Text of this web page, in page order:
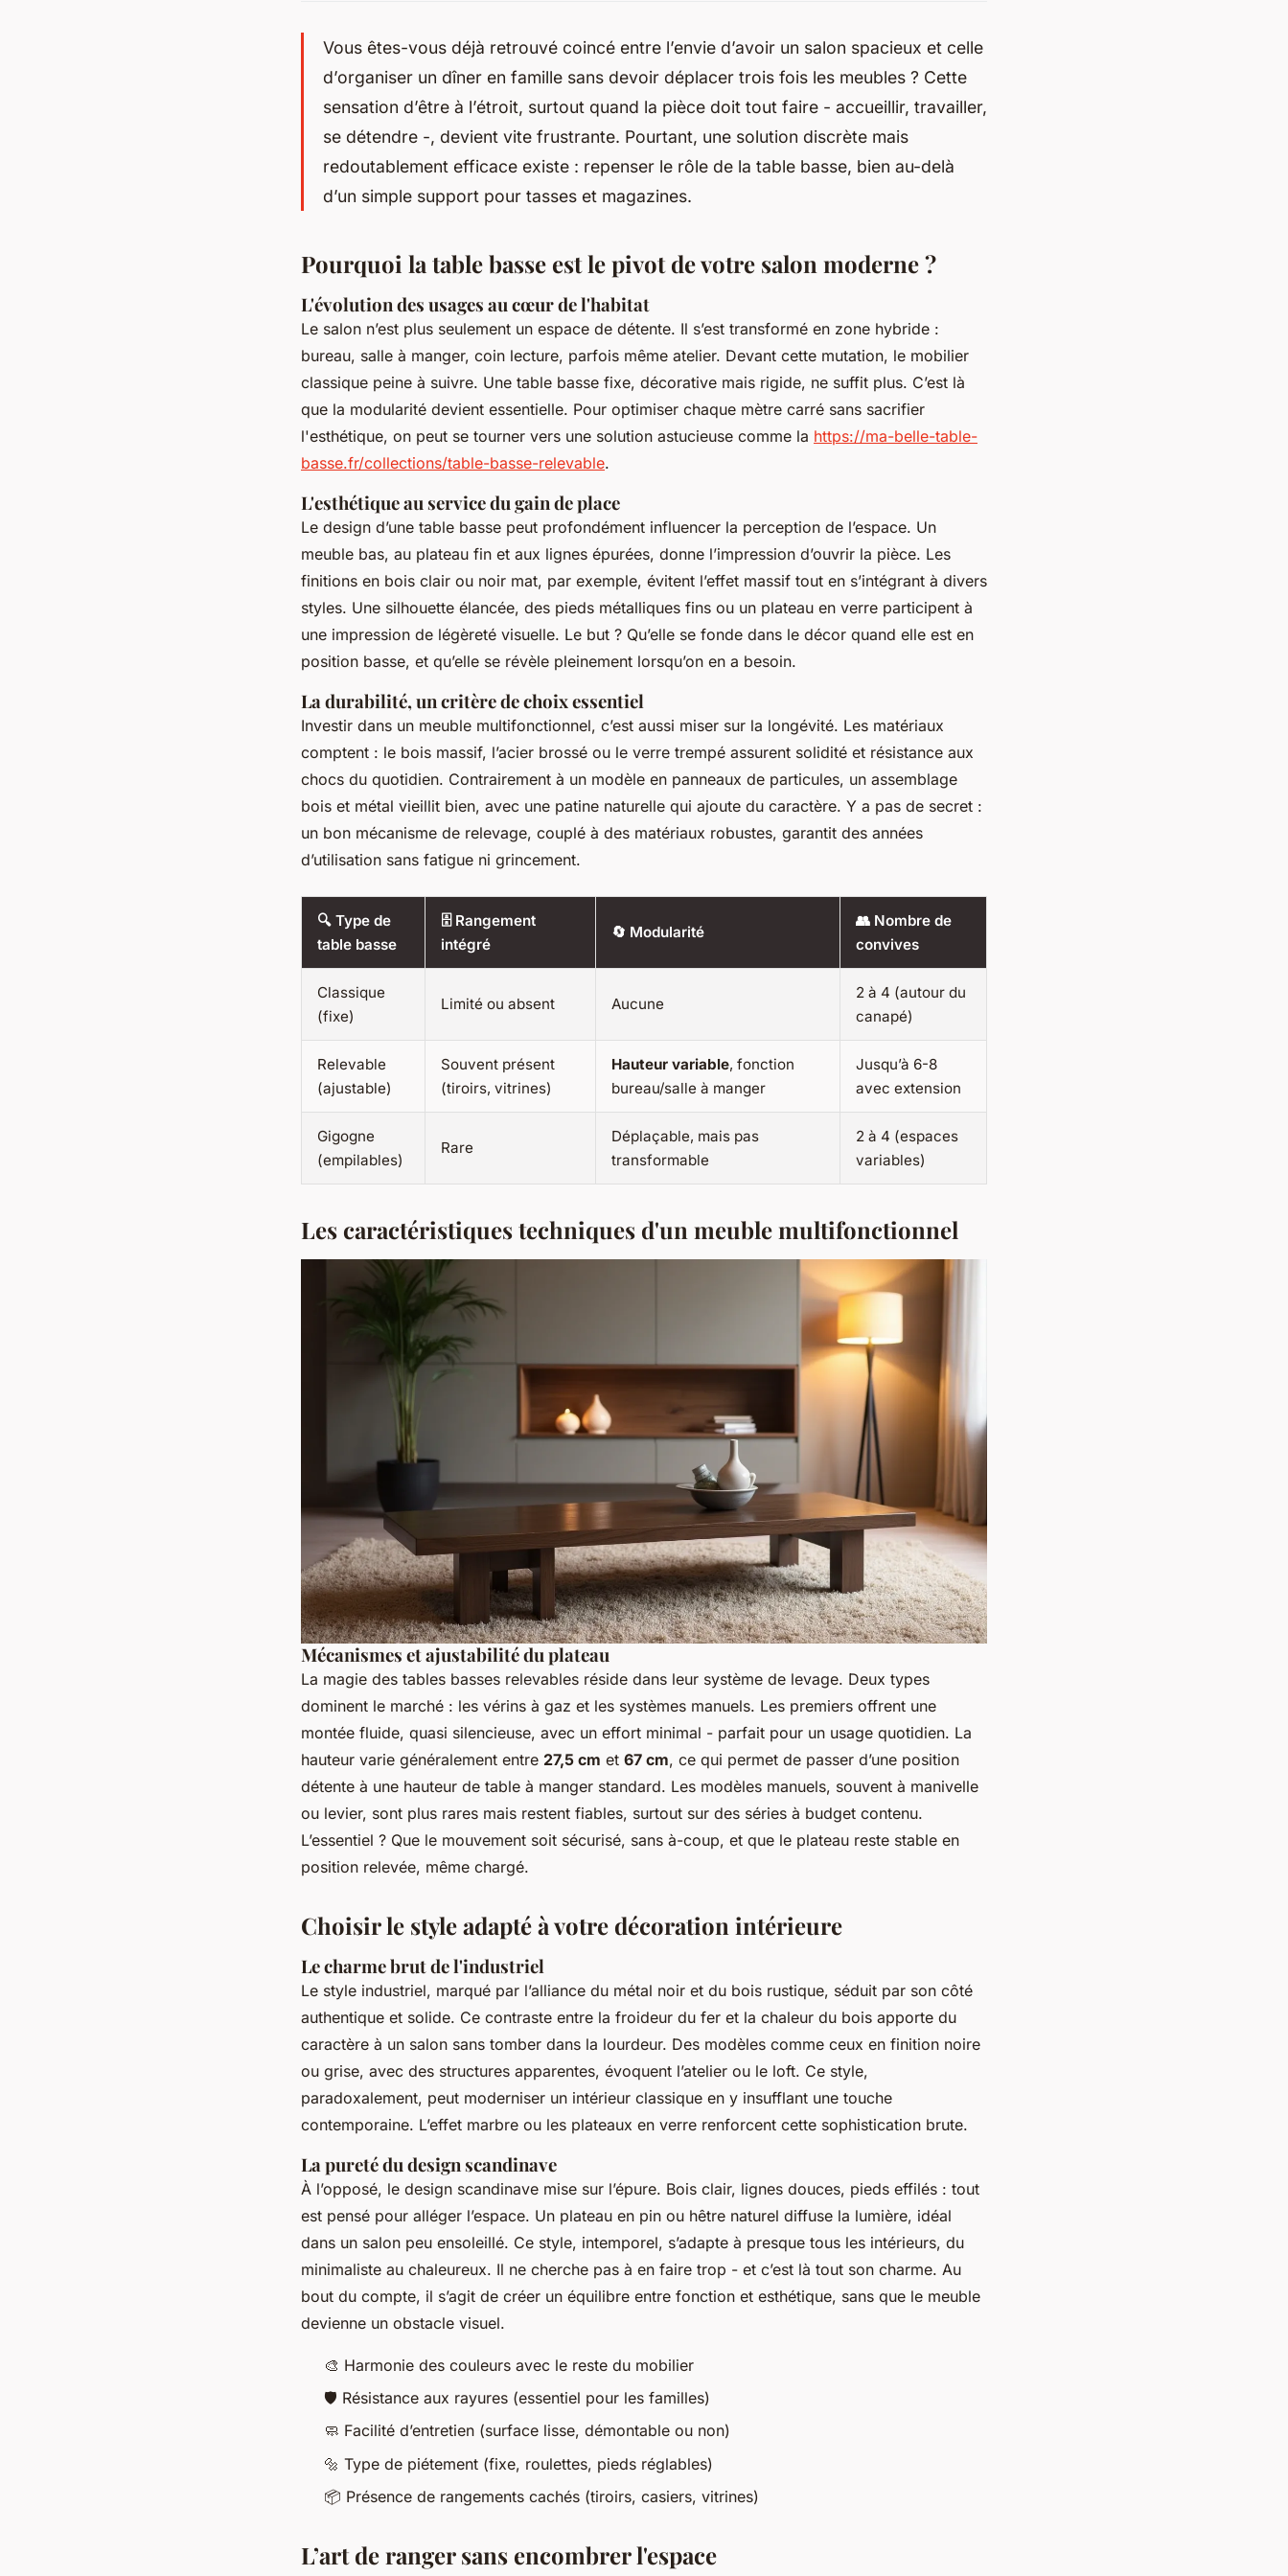
Vous êtes-vous déjà retrouvé coincé entre l’envie d’avoir un salon spacieux et celle
d’organiser un dîner en famille sans devoir déplacer trois fois les meubles ? Cette
sensation d’être à l’étroit, surtout quand la pièce doit tout faire - accueillir, travailler,
se détendre -, devient vite frustrante. Pourtant, une solution discrète mais
redoutablement efficace existe : repenser le rôle de la table basse, bien au-delà
d’un simple support pour tasses et magazines.
Pourquoi la table basse est le pivot de votre salon moderne ?
L'évolution des usages au cœur de l'habitat
Le salon n’est plus seulement un espace de détente. Il s’est transformé en zone hybride :
bureau, salle à manger, coin lecture, parfois même atelier. Devant cette mutation, le mobilier
classique peine à suivre. Une table basse fixe, décorative mais rigide, ne suffit plus. C’est là
que la modularité devient essentielle. Pour optimiser chaque mètre carré sans sacrifier
l'esthétique, on peut se tourner vers une solution astucieuse comme la https://ma-belle-table-
basse.fr/collections/table-basse-relevable.
L'esthétique au service du gain de place
Le design d’une table basse peut profondément influencer la perception de l’espace. Un
meuble bas, au plateau fin et aux lignes épurées, donne l’impression d’ouvrir la pièce. Les
finitions en bois clair ou noir mat, par exemple, évitent l’effet massif tout en s’intégrant à divers
styles. Une silhouette élancée, des pieds métalliques fins ou un plateau en verre participent à
une impression de légèreté visuelle. Le but ? Qu’elle se fonde dans le décor quand elle est en
position basse, et qu’elle se révèle pleinement lorsqu’on en a besoin.
La durabilité, un critère de choix essentiel
Investir dans un meuble multifonctionnel, c’est aussi miser sur la longévité. Les matériaux
comptent : le bois massif, l’acier brossé ou le verre trempé assurent solidité et résistance aux
chocs du quotidien. Contrairement à un modèle en panneaux de particules, un assemblage
bois et métal vieillit bien, avec une patine naturelle qui ajoute du caractère. Y a pas de secret :
un bon mécanisme de relevage, couplé à des matériaux robustes, garantit des années
d’utilisation sans fatigue ni grincement.
🔍 Type de
table basse
🗄️ Rangement
intégré
🔄 Modularité
👥 Nombre de
convives
Classique
(fixe)
Limité ou absent Aucune
2 à 4 (autour du
canapé)
Relevable
(ajustable)
Souvent présent
(tiroirs, vitrines)
Hauteur variable, fonction
bureau/salle à manger
Jusqu’à 6-8
avec extension
Gigogne
(empilables)
Rare
Déplaçable, mais pas
transformable
2 à 4 (espaces
variables)
Les caractéristiques techniques d'un meuble multifonctionnel
Mécanismes et ajustabilité du plateau
La magie des tables basses relevables réside dans leur système de levage. Deux types
dominent le marché : les vérins à gaz et les systèmes manuels. Les premiers offrent une
montée fluide, quasi silencieuse, avec un effort minimal - parfait pour un usage quotidien. La
hauteur varie généralement entre 27,5 cm et 67 cm, ce qui permet de passer d’une position
détente à une hauteur de table à manger standard. Les modèles manuels, souvent à manivelle
ou levier, sont plus rares mais restent fiables, surtout sur des séries à budget contenu.
L’essentiel ? Que le mouvement soit sécurisé, sans à-coup, et que le plateau reste stable en
position relevée, même chargé.
Choisir le style adapté à votre décoration intérieure
Le charme brut de l'industriel
Le style industriel, marqué par l’alliance du métal noir et du bois rustique, séduit par son côté
authentique et solide. Ce contraste entre la froideur du fer et la chaleur du bois apporte du
caractère à un salon sans tomber dans la lourdeur. Des modèles comme ceux en finition noire
ou grise, avec des structures apparentes, évoquent l’atelier ou le loft. Ce style,
paradoxalement, peut moderniser un intérieur classique en y insufflant une touche
contemporaine. L’effet marbre ou les plateaux en verre renforcent cette sophistication brute.
La pureté du design scandinave
À l’opposé, le design scandinave mise sur l’épure. Bois clair, lignes douces, pieds effilés : tout
est pensé pour alléger l’espace. Un plateau en pin ou hêtre naturel diffuse la lumière, idéal
dans un salon peu ensoleillé. Ce style, intemporel, s’adapte à presque tous les intérieurs, du
minimaliste au chaleureux. Il ne cherche pas à en faire trop - et c’est là tout son charme. Au
bout du compte, il s’agit de créer un équilibre entre fonction et esthétique, sans que le meuble
devienne un obstacle visuel.
🎨 Harmonie des couleurs avec le reste du mobilier
🛡️ Résistance aux rayures (essentiel pour les familles)
🧼 Facilité d’entretien (surface lisse, démontable ou non)
🔩 Type de piétement (fixe, roulettes, pieds réglables)
📦 Présence de rangements cachés (tiroirs, casiers, vitrines)
L’art de ranger sans encombrer l'espace